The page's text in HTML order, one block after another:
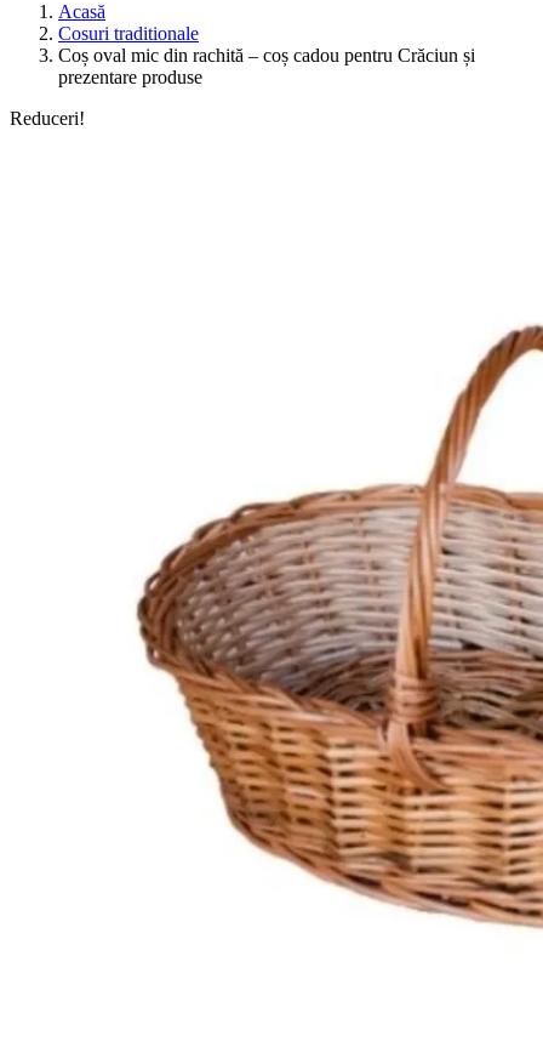
Acasă
Cosuri traditionale
Coș oval mic din rachită – coș cadou pentru Crăciun și
prezentare produse
Reduceri!